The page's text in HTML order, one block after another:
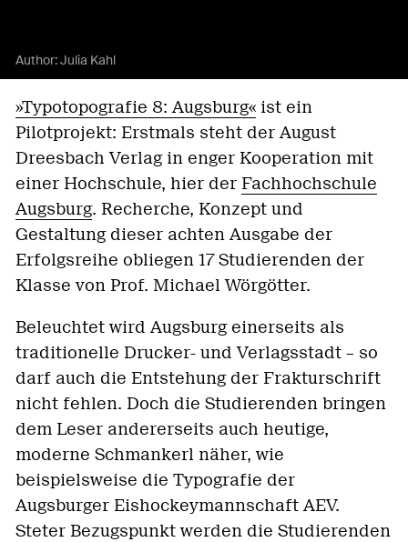
Author:Julia Kahl
»Typotopografie 8: Augsburg« ist ein
Pilotprojekt: Erstmals steht der August
Dreesbach Verlag in enger Kooperation mit
einer Hochschule, hier der Fachhochschule
Augsburg. Recherche, Konzept und
Gestaltung dieser achten Ausgabe der
Erfolgsreihe obliegen 17 Studierenden der
Klasse von Prof. Michael Wörgötter.
Beleuchtet wird Augsburg einerseits als
traditionelle Drucker- und Verlagsstadt – so
darf auch die Entstehung der Frakturschrift
nicht fehlen. Doch die Studierenden bringen
dem Leser andererseits auch heutige,
moderne Schmankerl näher, wie
beispielsweise die Typografie der
Augsburger Eishockeymannschaft AEV.
Steter Bezugspunkt werden die Studierenden